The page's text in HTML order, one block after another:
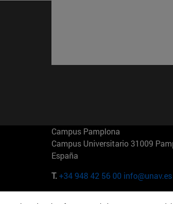
Campus Pamplona
Campus Universitario 31009
España
T.+34 948 42 56 00 info@unav.es